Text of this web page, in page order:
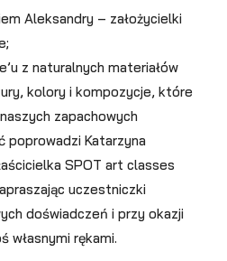
Aleksandry – założycielki
z naturalnych materiałów
kolory i kompozycje, które
zapachowych
poprowadzi Katarzyna
SPOT art classes
uczestniczki
doświadczeń i przy okazji
własnymi rękami.